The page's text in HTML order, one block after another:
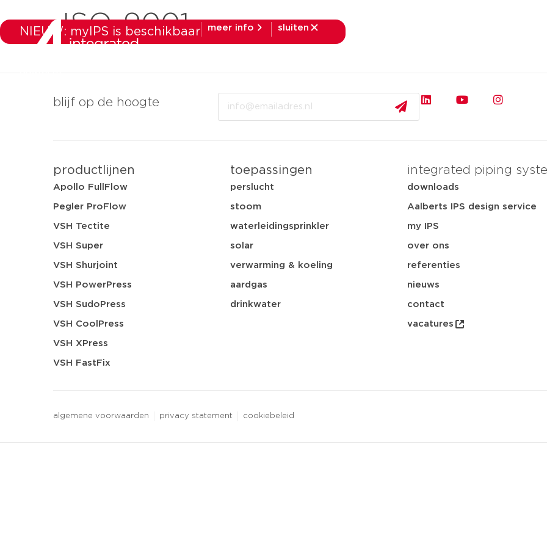
NIEUW: myIPS is beschikbaar meer info
sluiten
ISO-9001
blijf op de hoogte
productlijnen
Apollo FullFlow
Pegler ProFlow
VSH Tectite
VSH Super
VSH Shurjoint
VSH PowerPress
VSH SudoPress
VSH CoolPress
VSH XPress
VSH FastFix
toepassingen
perslucht
stoom
waterleidingsprinkler
solar
verwarming & koeling
aardgas
drinkwater
integrated piping
downloads
Aalberts IPS design service
my IPS
over ons
referenties
nieuws
contact
vacatures
algemene voorwaarden privacy statement cookiebeleid